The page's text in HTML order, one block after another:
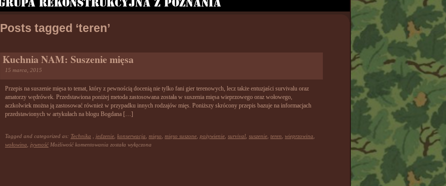
Posts tagged ‘teren’
Kuchnia NAM: Suszenie mięsa
15 marca, 2015
Przepis na suszenie mięsa to temat, który z pewnością docenią nie tylko fani gier terenowych, lecz także entuzjaści survivalu oraz
amatorzy wędrówek. Przedstawiona poniżej metoda zastosowana została w suszenia mięsa wieprzowego oraz wołowego,
aczkolwiek można ją zastosować również w przypadku innych rodzajów mięs. Poniższy skrócony przepis bazuje na informacjach
przedstawionych w artykułach na blogu Bogdana […]
Tagged and categorized as: Technika jedzenie konserwacja mięso mięso suszone pożywienie survival suszenie teren wieprzowina
wołowina żywność Możliwość komentowania Kuchnia
została wyłączona